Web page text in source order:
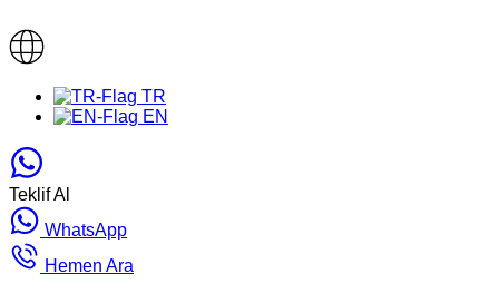
TR
EN
Teklif Al
WhatsApp
Hemen Ara